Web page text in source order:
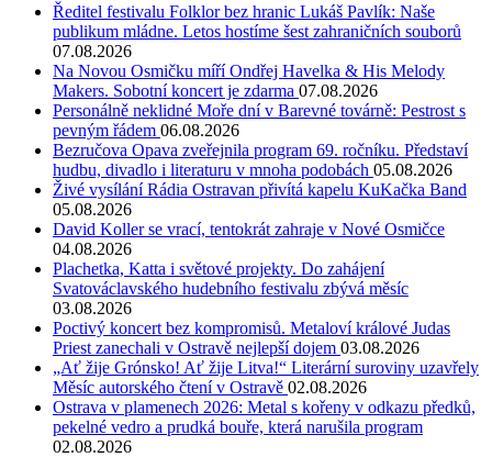
Ředitel festivalu Folklor bez hranic Lukáš Pavlík: Naše
publikum mládne. Letos hostíme šest zahraničních souborů
07.08.2026
Na Novou Osmičku míří Ondřej Havelka & His Melody
Makers. Sobotní koncert je zdarma 07.08.2026
Personálně neklidné Moře dní v Barevné továrně: Pestrost s
pevným řádem 06.08.2026
Bezručova Opava zveřejnila program 69. ročníku. Představí
hudbu, divadlo i literaturu v mnoha podobách 05.08.2026
Živé vysílání Rádia Ostravan přivítá kapelu KuKačka Band
05.08.2026
David Koller se vrací, tentokrát zahraje v Nové Osmičce
04.08.2026
Plachetka, Katta i světové projekty. Do zahájení
Svatováclavského hudebního festivalu zbývá měsíc
03.08.2026
Poctivý koncert bez kompromisů. Metaloví králové Judas
Priest zanechali v Ostravě nejlepší dojem 03.08.2026
„Ať žije Grónsko! Ať žije Litva!“ Literární suroviny uzavřely
Měsíc autorského čtení v Ostravě 02.08.2026
Ostrava v plamenech 2026: Metal s kořeny v odkazu předků,
pekelné vedro a prudká bouře, která narušila program
02.08.2026